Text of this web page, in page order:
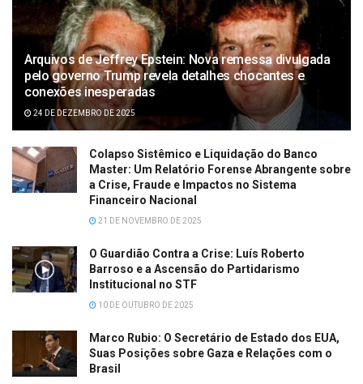
Arquivos de Jeffrey Epstein: Nova remessa divulgada
pelo governo Trump revela detalhes chocantes e
conexões inesperadas
24 DE DEZEMBRO DE 2025
Colapso Sistêmico e Liquidação do Banco
Master: Um Relatório Forense Abrangente sobre
a Crise, Fraude e Impactos no Sistema
Financeiro Nacional
21 DE NOVEMBRO DE 2025
O Guardião Contra a Crise: Luís Roberto
Barroso e a Ascensão do Partidarismo
Institucional no STF
10 DE OUTUBRO DE 2025
Marco Rubio: O Secretário de Estado dos EUA,
Suas Posições sobre Gaza e Relações com o
Brasil